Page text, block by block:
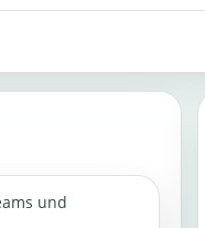
und